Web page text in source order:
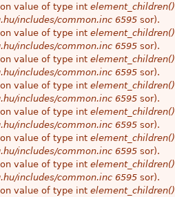
value of type int element_children()
includes/common.inc 6595 sor).
value of type int element_children()
includes/common.inc 6595 sor).
value of type int element_children()
includes/common.inc 6595 sor).
value of type int element_children()
includes/common.inc 6595 sor).
value of type int element_children()
includes/common.inc 6595 sor).
value of type int element_children()
includes/common.inc 6595 sor).
value of type int element_children()
includes/common.inc 6595 sor).
value of type int element_children()